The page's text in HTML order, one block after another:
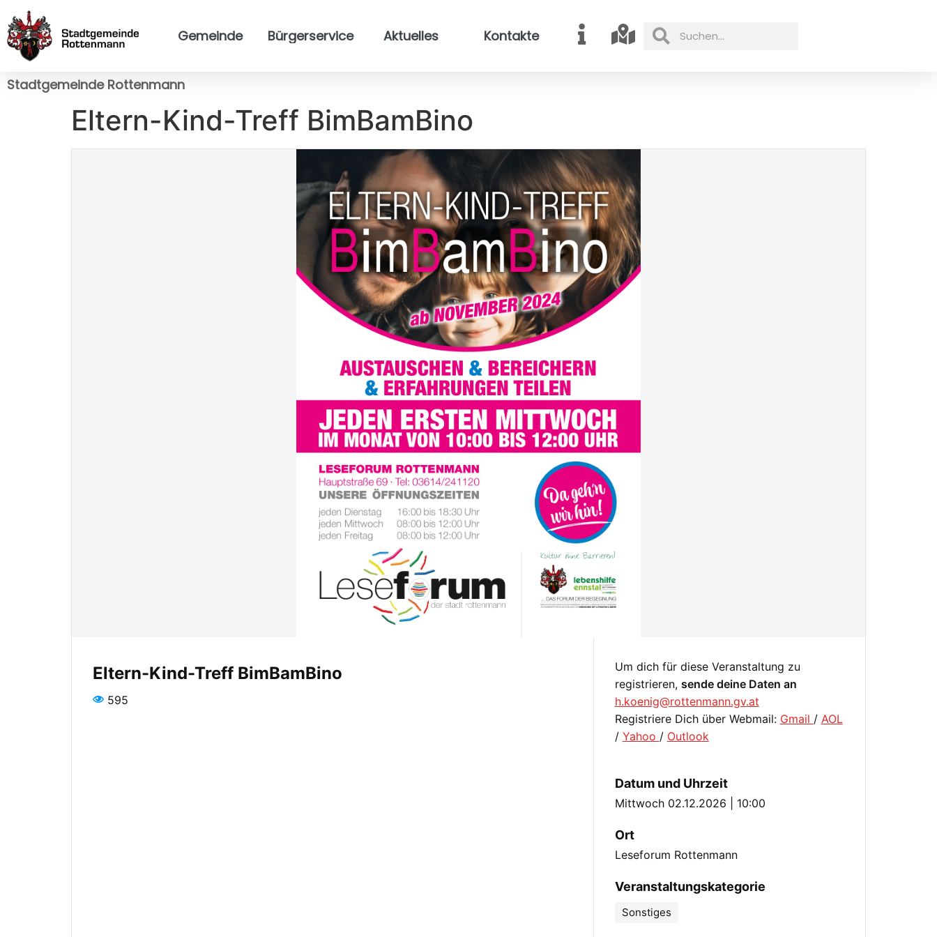
Gemeinde Bürgerservice Aktuelles Kontakte
Stadtgemeinde Rottenmann
Eltern-Kind-Treff BimBamBino
Eltern-Kind-Treff BimBamBino
595
Um dich für diese Veranstaltung zu
registrieren, sende deine Daten an
h.koenig@rottenmann.gv.at
Registriere Dich über Webmail: Gmail / AOL
/ Yahoo / Outlook
Datum und Uhrzeit
Mittwoch 02.12.2026 | 10:00
Ort
Leseforum Rottenmann
Veranstaltungskategorie
Sonstiges